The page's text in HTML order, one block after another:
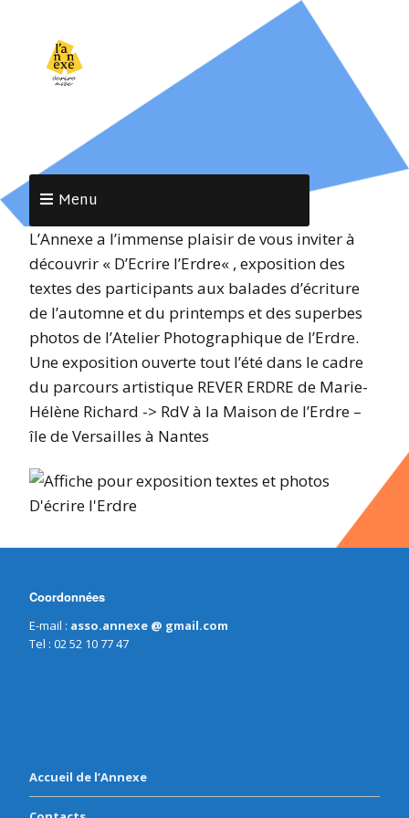
Menu
L’Annexe a l’immense plaisir de vous inviter à
découvrir « D’Ecrire l’Erdre« , exposition des
textes des participants aux balades d’écriture
de l’automne et du printemps et des superbes
photos de l’Atelier Photographique de l’Erdre.
Une exposition ouverte tout l’été dans le cadre
du parcours artistique REVER ERDRE de Marie-
Hélène Richard -> RdV à la Maison de l’Erdre –
île de Versailles à Nantes
Coordonnées
E-mail : asso.annexe @ gmail.com
Tel : 02 52 10 77 47
Accueil de l’Annexe